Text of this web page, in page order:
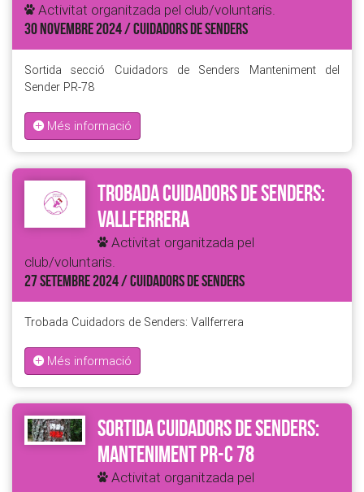
Activitat organitzada pel club/voluntaris.
30 NOVEMBRE 2024 / CUIDADORS DE SENDERS
Sortida secció Cuidadors de Senders Manteniment del
Sender PR-78
Més informació
Trobada Cuidadors de Senders:
Vallferrera
Activitat organitzada pel
club/voluntaris.
27 SETEMBRE 2024 / CUIDADORS DE SENDERS
Trobada Cuidadors de Senders: Vallferrera
Més informació
Sortida Cuidadors de Senders:
Manteniment PR-C 78
Activitat organitzada pel